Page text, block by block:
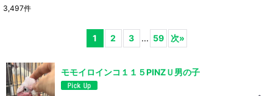
3,497件
1 2 3 ... 59 次»
モモイロインコ１１５PINZＵ男の子